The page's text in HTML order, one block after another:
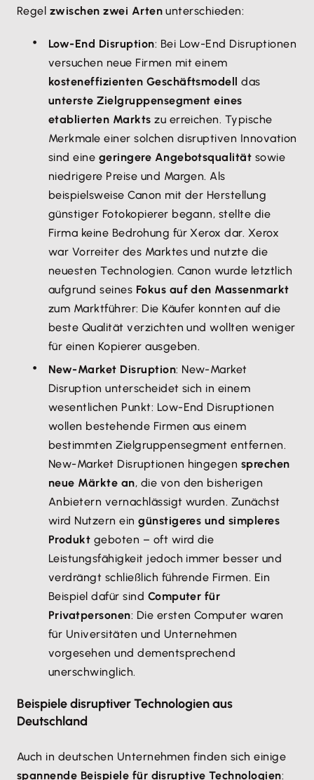
Regel zwischen zwei Arten unterschieden:
Low-End Disruption: Bei Low-End Disruptionen
versuchen neue Firmen mit einem
kosteneffizienten Geschäftsmodell das
unterste Zielgruppensegment eines
etablierten Markts zu erreichen. Typische
Merkmale einer solchen disruptiven Innovation
sind eine geringere Angebotsqualität sowie
niedrigere Preise und Margen. Als
beispielsweise Canon mit der Herstellung
günstiger Fotokopierer begann, stellte die
Firma keine Bedrohung für Xerox dar. Xerox
war Vorreiter des Marktes und nutzte die
neuesten Technologien. Canon wurde letztlich
aufgrund seines Fokus auf den Massenmarkt
zum Marktführer: Die Käufer konnten auf die
beste Qualität verzichten und wollten weniger
für einen Kopierer ausgeben.
New-Market Disruption: New-Market
Disruption unterscheidet sich in einem
wesentlichen Punkt: Low-End Disruptionen
wollen bestehende Firmen aus einem
bestimmten Zielgruppensegment entfernen.
New-Market Disruptionen hingegen sprechen
neue Märkte an, die von den bisherigen
Anbietern vernachlässigt wurden. Zunächst
wird Nutzern eingünstigeres und simpleres
Produkt geboten – oft wird die
Leistungsfähigkeit jedoch immer besser und
verdrängt schließlich führende Firmen. Ein
Beispiel dafür sind Computer für
Privatpersonen: Die ersten Computer waren
für Universitäten und Unternehmen
vorgesehen und dementsprechend
unerschwinglich.
Beispiele disruptiver Technologien aus
Deutschland
Auch in deutschen Unternehmen finden sich einige
spannende Beispiele für disruptive Technologien: